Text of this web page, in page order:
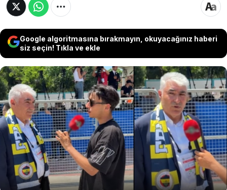
Google algoritmasına bırakmayın, okuyacağınız haberi
siz seçin! Tıkla ve ekle
3 Haziran'da kişisel serveti 5,3 milyar dolara
yükselen ve "Türkiye'nin en zengin insanı" unvanının
yeni sahibi olan iş insanı Feridun Geçgel, 7
Haziran'da Fenerbahçe başkanı seçilen Aziz
Yıldırım'ın ekibinde yer alacağını duyurmuştu.
Geçgel, geçtiğimiz hafta sahibi olduğu Astor Enerji
şirketinin hisselerinde yaşanan sert düşüşlerin
ardından servetinin önemli bir bölümünü kaybetti.
Forbes verilerine göre Şanlıurfalı iş insanının bir
haftalık kaybı 1 milyar 700 milyon doları aştı.